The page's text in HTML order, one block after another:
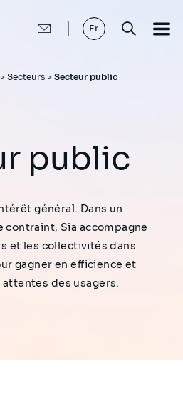
Fr
> Secteurs > Secteur public
public
général. Dans un
Sia accompagne
et les collectivités dans
gagner en efficience et
des usagers.